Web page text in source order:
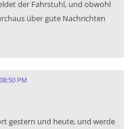
der Fahrstuhl, und obwohl
über gute Nachrichten
PM
gestern und heute, und werde